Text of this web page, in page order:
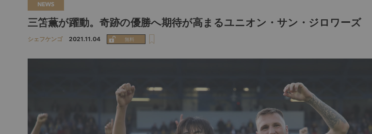
NEWS
三笘薫が躍動。奇跡の優勝へ期待が高まるユニオン・サン・ジロワーズ
シェフケンゴ 2021.11.04